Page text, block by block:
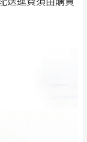
您聯絡
章)。
如因特殊
梯太小、無